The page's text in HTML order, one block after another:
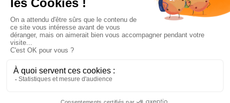
Contact
15 rue Charles PICARD, ZI des Jonquières 57365 Ennery
Contact